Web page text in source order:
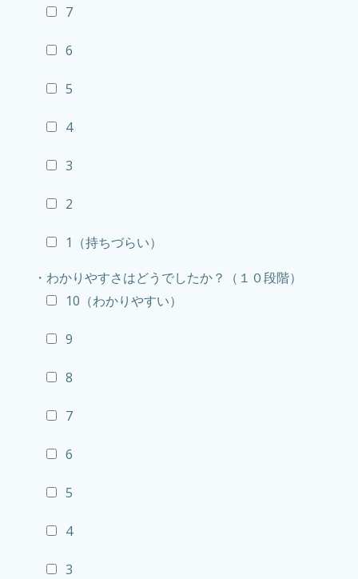
7
6
5
4
3
2
1（持ちづらい）
・わかりやすさはどうでしたか？（１０段階）
10（わかりやすい）
9
8
7
6
5
4
3